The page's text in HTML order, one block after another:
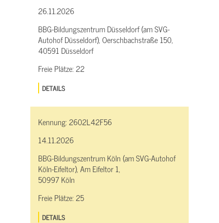
26.11.2026
BBG-Bildungszentrum Düsseldorf (am SVG-
Autohof Düsseldorf), Oerschbachstraße 150,
40591 Düsseldorf
Freie Plätze:22
DETAILS
Kennung:2602L42F56
14.11.2026
BBG-Bildungszentrum Köln (am SVG-Autohof
Köln-Eifeltor), Am Eifeltor 1,
50997 Köln
Freie Plätze:25
DETAILS